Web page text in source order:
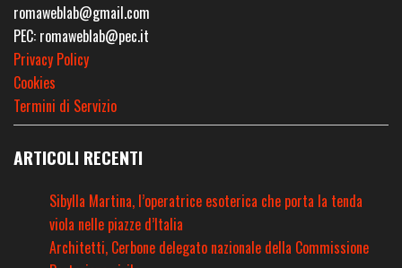
romaweblab@gmail.com
PEC: romaweblab@pec.it
Privacy Policy
Cookies
Termini di Servizio
ARTICOLI RECENTI
Sibylla Martina, l’operatrice esoterica che porta la tenda
viola nelle piazze d’Italia
Architetti, Cerbone delegato nazionale della Commissione